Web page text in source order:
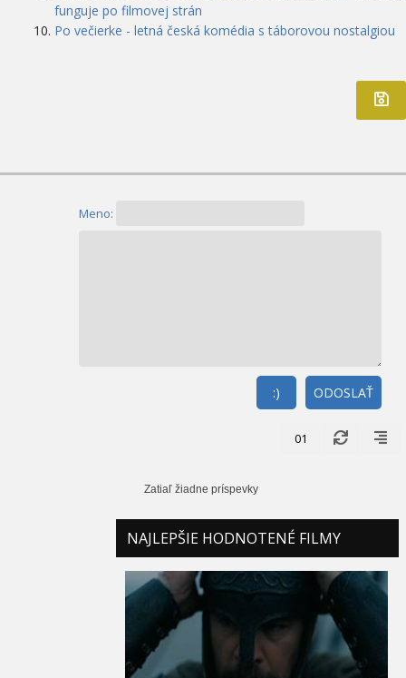
funguje po filmovej strán
Po večierke - letná česká komédia s táborovou nostalgiou
Meno:
ODOSLAŤ
:)
01
Zatiaľ žiadne príspevky
NAJLEPŠIE HODNOTENÉ FILMY